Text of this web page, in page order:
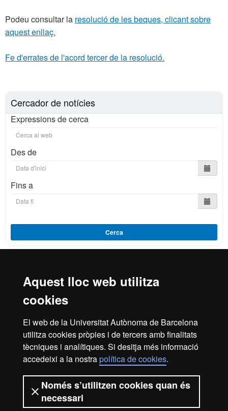
Aquest lloc web utilitza
cookies
El web de la Universitat Autònoma de Barcelona
utilitza cookies pròpies i de tercers amb finalitats
tècniques i analítiques. Si desitja més informació
accedeixi a la nostrapolítica de cookies.
Només s’utilitzen cookies quan és
necessari
Podeu consultar la resolució de les beques, clicant sobre
aquest enllaç.
Fe d'errates de l'acord tercer de la resolució.
Cercador de notícies
Expressions de cerca
Des de
Fins a
Cerca
Reconeixement internacional de l'excel·lència
HR
in
Inici Avís legal
Política de privacitat
Protecció de dades Sobre el web
Som una universitat capdavantera que imparteix una
docència de qualitat, diversificada, multidisciplinària i